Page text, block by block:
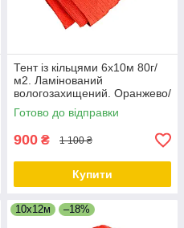
Тент із кільцями 6х10м 80г/
м2. Ламінований
вологозахищений. Оранжево/
зелений. Двосторонній.
Готово до відправки
900 ₴ 1 100 ₴
Купити
10х12м –18%